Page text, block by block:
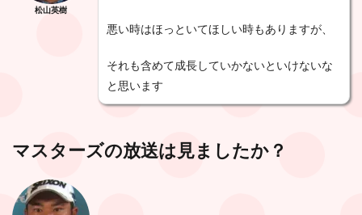
松山英樹
悪い時はほっといてほしい時もありますが、
それも含めて成長していかないといけないな
と思います
マスターズの放送は見ましたか？